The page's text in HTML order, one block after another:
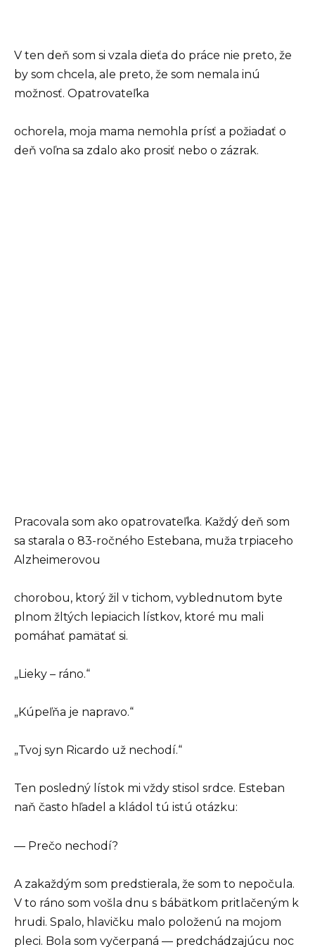
V ten deň som si vzala dieťa do práce nie preto, že
by som chcela, ale preto, že som nemala inú
možnosť. Opatrovateľka
ochorela, moja mama nemohla prísť a požiadať o
deň voľna sa zdalo ako prosiť nebo o zázrak.
Pracovala som ako opatrovateľka. Každý deň som
sa starala o 83-ročného Estebana, muža trpiaceho
Alzheimerovou
chorobou, ktorý žil v tichom, vyblednutom byte
plnom žltých lepiacich lístkov, ktoré mu mali
pomáhať pamätať si.
„Lieky – ráno.“
„Kúpeľňa je napravo.“
„Tvoj syn Ricardo už nechodí.“
Ten posledný lístok mi vždy stisol srdce. Esteban
naň často hľadel a kládol tú istú otázku:
— Prečo nechodí?
A zakaždým som predstierala, že som to nepočula.
V to ráno som vošla dnu s bábätkom pritlačeným k
hrudi. Spalo, hlavičku malo položenú na mojom
pleci. Bola som vyčerpaná — predchádzajúcu noc